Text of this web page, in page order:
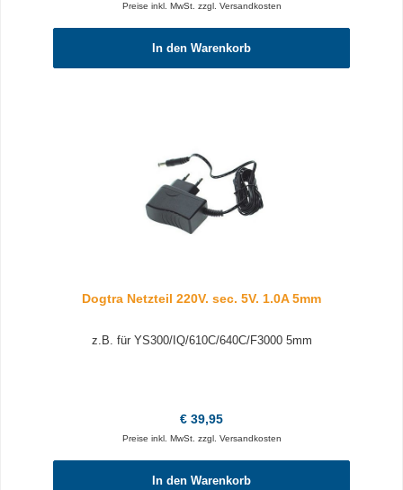
Preise inkl. MwSt. zzgl. Versandkosten
In den Warenkorb
Dogtra Netzteil 220V. sec. 5V. 1.0A 5mm
z.B. für YS300/IQ/610C/640C/F3000 5mm
Regulärer Preis:
€ 39,95
Preise inkl. MwSt. zzgl. Versandkosten
In den Warenkorb